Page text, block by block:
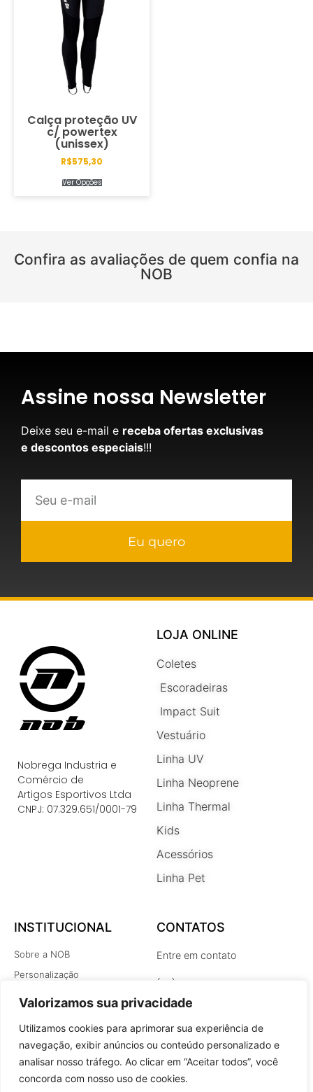
Valorizamos sua privacidade
Utilizamos cookies para aprimorar sua experiência de
navegação, exibir anúncios ou conteúdo personalizado e
analisar nosso tráfego. Ao clicar em “Aceitar todos”, você
concorda com nosso uso de cookies.
Calça proteção UV
c/ powertex
(unissex)
R$575,30
Ver Opções
Confira as avaliações de quem confia na
NOB
Assine nossa Newsletter
Deixe seu e-mail e receba ofertas exclusivas
e descontos especiais!!!
Eu quero
Nobrega Industria e
Comércio de
Artigos Esportivos Ltda
CNPJ: 07.329.651/0001-79
LOJA ONLINE
Coletes
Escoradeiras
Impact Suit
Vestuário
Linha UV
Linha Neoprene
Linha Thermal
Kids
Acessórios
Linha Pet
INSTITUCIONAL
Sobre a NOB
Personalização
Pagamento e Envio
Política de trocas e devoluções
Termos de Uso
CONTATOS
Entre em contato
(48) 3348-9137
nob@nobmultisports.com